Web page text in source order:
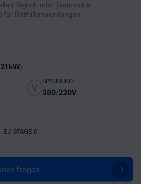
Signal- oder Testmodus.
für Notfallanwendungen.
kW)
SPANNUNG:
380/220V
EU STAGE 0
fragen